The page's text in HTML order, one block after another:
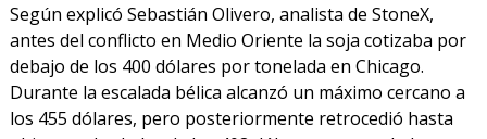
Según explicó Sebastián Olivero, analista de StoneX,
antes del conflicto en Medio Oriente la soja cotizaba por
debajo de los 400 dólares por tonelada en Chicago.
Durante la escalada bélica alcanzó un máximo cercano a
los 455 dólares, pero posteriormente retrocedió hasta